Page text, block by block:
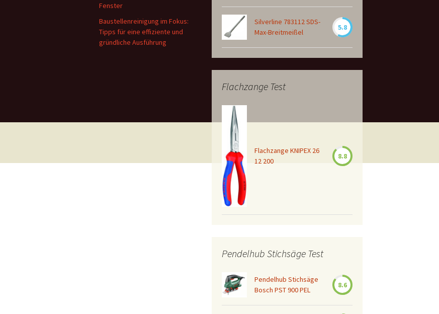
Silverline 783112 SDS-
Max-Breitmeißel
5.8
Flachzange Test
Flachzange KNIPEX 26
12 200
8.8
Pendelhub Stichsäge Test
Pendelhub Stichsäge
Bosch PST 900 PEL
8.6
Fenster
Baustellenreinigung im Fokus:
Tipps für eine effiziente und
gründliche Ausführung